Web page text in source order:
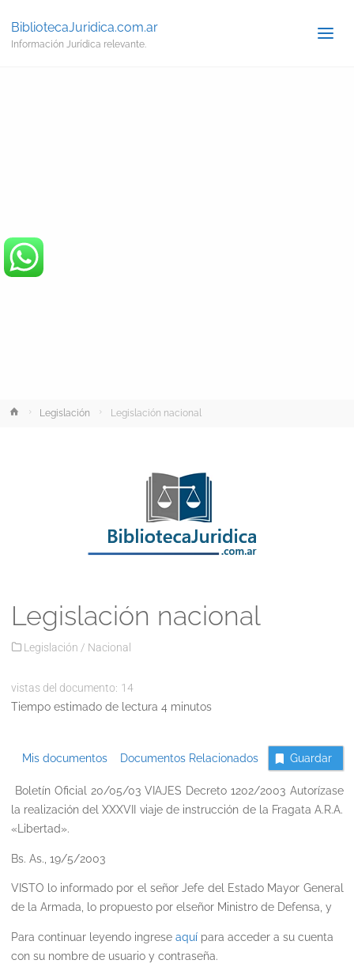
BibliotecaJuridica.com.ar
Información Jurídica relevante.
InicioLegislación Legislación nacional
Legislación nacional
Legislación / Nacional
vistas del documento: 14
Tiempo estimado de lectura 4 minutos
Mis documentos Documentos Relacionados Guardar
Boletín Oficial 20/05/03 VIAJES Decreto 1202/2003 Autorízase
la realización del XXXVII viaje de instrucción de la Fragata A.R.A.
«Libertad».
Bs. As., 19/5/2003
VISTO lo informado por el señor Jefe del Estado Mayor General
de la Armada, lo propuesto por elseñor Ministro de Defensa, y
Para continuar leyendo ingrese aquípara acceder a su cuenta
con su nombre de usuario y contraseña.